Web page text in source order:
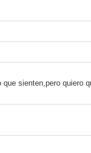
sienten,pero quiero